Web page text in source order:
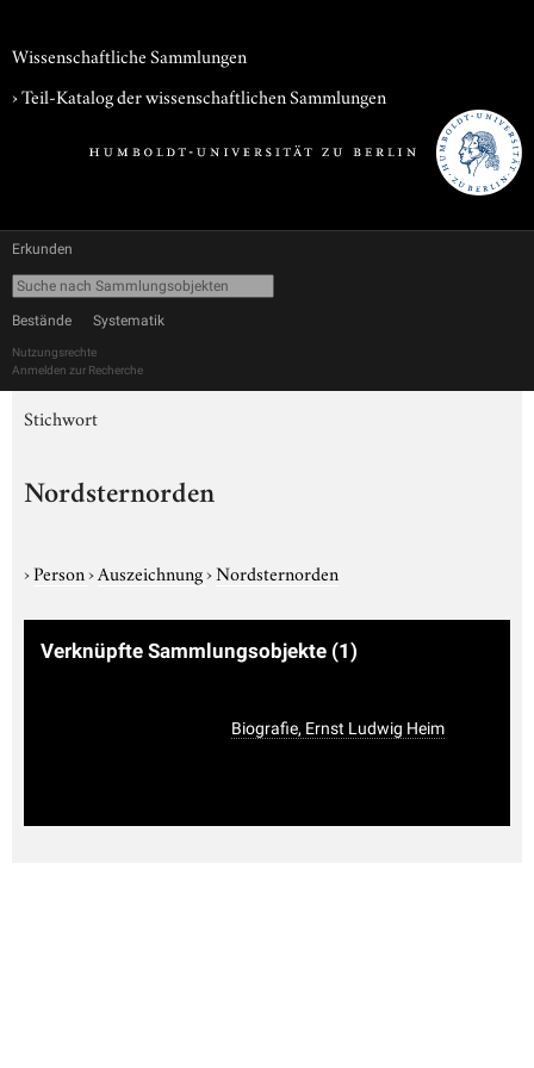
Wissenschaftliche Sammlungen
› Teil-Katalog der wissenschaftlichen Sammlungen
Erkunden
Bestände Systematik
Nutzungsrechte
Anmelden zur Recherche
Stichwort
Nordsternorden
›Person›Auszeichnung›Nordsternorden
Verknüpfte Sammlungsobjekte (1)
Biografie, Ernst Ludwig Heim